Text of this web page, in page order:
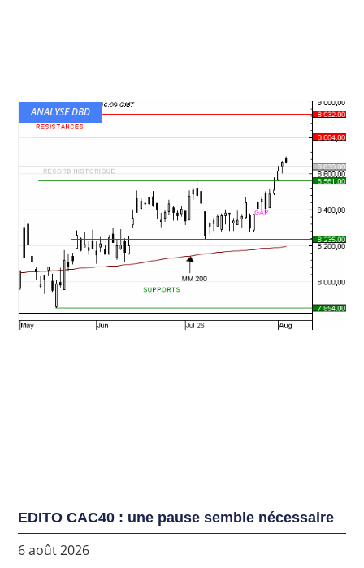
ANALYSE DBD
EDITO CAC40 : une pause semble nécessaire
6 août 2026